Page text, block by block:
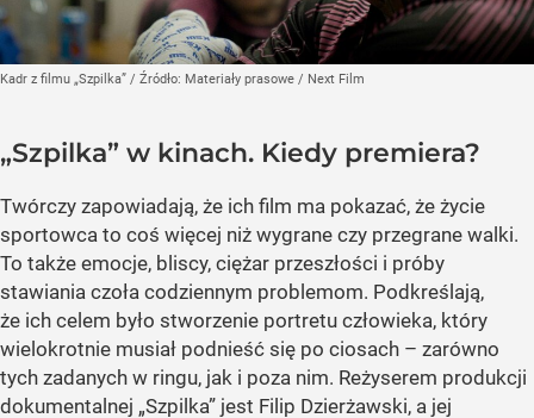
Kadr z filmu „Szpilka” / Źródło: Materiały prasowe / Next Film
„Szpilka” w kinach. Kiedy premiera?
Twórczy zapowiadają, że ich film ma pokazać, że życie
sportowca to coś więcej niż wygrane czy przegrane walki.
To także emocje, bliscy, ciężar przeszłości i próby
stawiania czoła codziennym problemom. Podkreślają,
że ich celem było stworzenie portretu człowieka, który
wielokrotnie musiał podnieść się po ciosach – zarówno
tych zadanych w ringu, jak i poza nim. Reżyserem produkcji
dokumentalnej „Szpilka” jest Filip Dzierżawski, a jej